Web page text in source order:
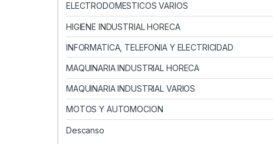
ELECTRODOMESTICOS VARIOS
HIGIENE INDUSTRIAL HORECA
INFORMATICA, TELEFONIA Y ELECTRICIDAD
MAQUINARIA INDUSTRIAL HORECA
MAQUINARIA INDUSTRIAL VARIOS
MOTOS Y AUTOMOCION
Descanso